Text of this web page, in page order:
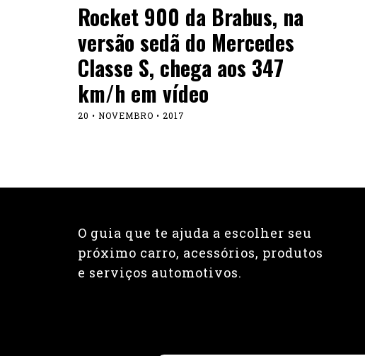
Rocket 900 da Brabus, na
versão sedã do Mercedes
Classe S, chega aos 347
km/h em vídeo
20 • NOVEMBRO • 2017
O guia que te ajuda a escolher seu
próximo carro, acessórios, produtos
e serviços automotivos.